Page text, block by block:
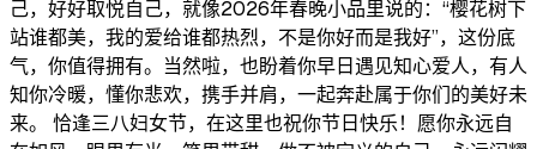
己，好好取悦自己，就像2026年春晚小品里说的：“樱花树下
站谁都美，我的爱给谁都热烈，不是你好而是我好”，这份底
气，你值得拥有。当然啦，也盼着你早日遇见知心爱人，有人
知你冷暖，懂你悲欢，携手并肩，一起奔赴属于你们的美好未
来。 恰逢三八妇女节，在这里也祝你节日快乐！愿你永远自